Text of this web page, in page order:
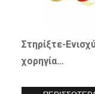
Στηρίξτε-
χορηγία…